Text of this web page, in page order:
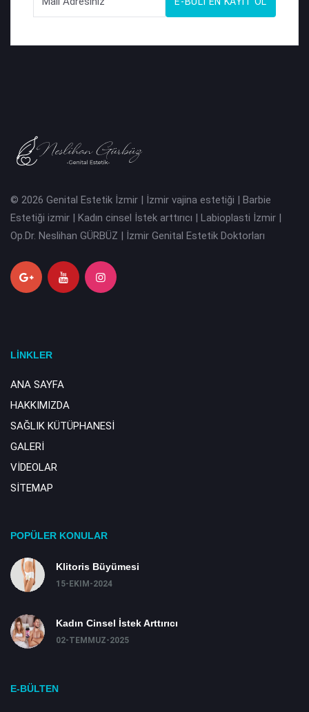
© 2026 Genital Estetik İzmir | İzmir vajina estetiği | Barbie
Estetiği izmir | Kadın cinsel İstek arttırıcı | Labioplasti İzmir |
Op.Dr. Neslihan GÜRBÜZ | İzmir Genital Estetik Doktorları
LİNKLER
ANA SAYFA
HAKKIMIZDA
SAĞLIK KÜTÜPHANESİ
GALERİ
VİDEOLAR
SİTEMAP
POPÜLER KONULAR
Klitoris Büyümesi
15-EKIM-2024
Kadın Cinsel İstek Arttırıcı
02-TEMMUZ-2025
E-BÜLTEN